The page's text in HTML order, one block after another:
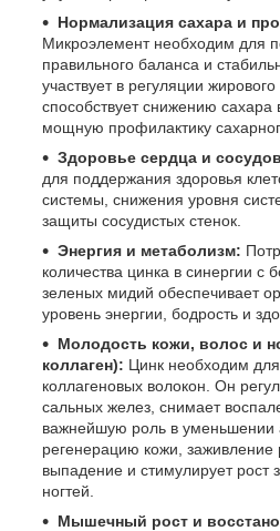
Нормализация сахара и
Микроэлемент необходим для
правильного баланса и
участвует в регуляции
способствует снижению сахара
мощную профилактику
Здоровье сердца и
для поддержания здоровья
системы, снижения уровня
защиты сосудистых стенок.
Энергия и метаболизм:
количества цинка в синергии с
зеленых мидий обеспечивает
уровень энергии, бодрость и
Молодость кожи, волос и
коллаген): Цинк необходим
коллагеновых волокон. Он
сальных желез, снимает
важнейшую роль в уменьшении
регенерацию кожи, заживление
выпадение и стимулирует рост
ногтей.
Мышечный рост и